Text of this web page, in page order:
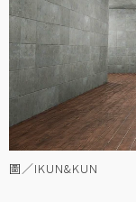
圖／IKUN&KUN